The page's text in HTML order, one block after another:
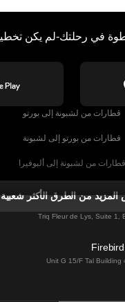
في رحلتك-لم يكن
قطارات من لشبونة إلى بورتو
قطارات من بورتو إلى لشبونة
قطارات من لشبونة إلى ألبوفيرا
قطارات من ألبوفيرا إلى لشبونة
قطارات من لشبونة إلى لاغوس
قطارات من لشبونة إلى مدريد
من الطرق الأكثر شعبية
Unit G 15/F Tal